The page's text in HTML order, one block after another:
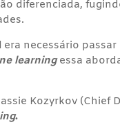
diferenciada,
era necessário
learningessa
Kozyrkov (Chief
.